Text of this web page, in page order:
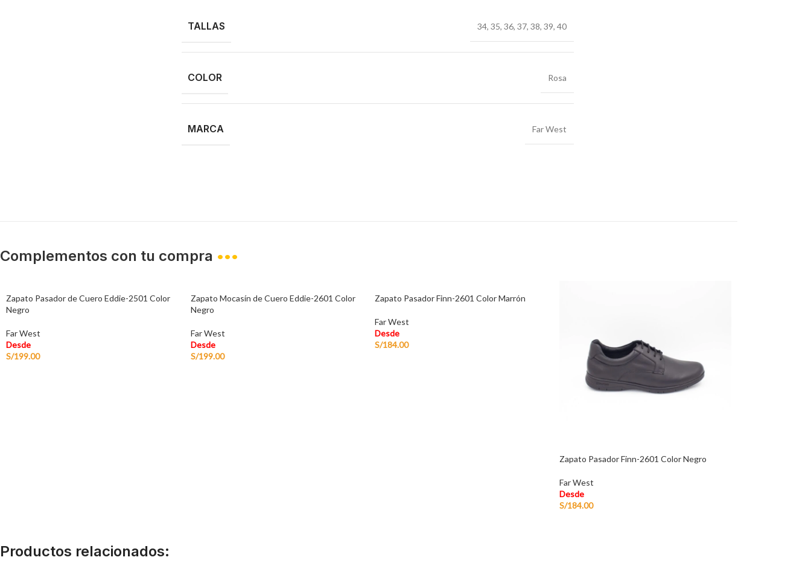
TALLAS 34, 35, 36, 37, 38, 39, 40
COLOR Rosa
MARCA Far West
Complementos con tu compra •••
Zapato Pasador de Cuero Eddie-2501 Color
Negro
Far West
Desde
S/199.00
Zapato Mocasín de Cuero Eddie-2601 Color
Negro
Far West
Desde
S/199.00
Zapato Pasador Finn-2601 Color Marrón
Far West
Desde
S/184.00
Zapato Pasador Finn-2601 Color Negro
Far West
Desde
S/184.00
Productos relacionados: